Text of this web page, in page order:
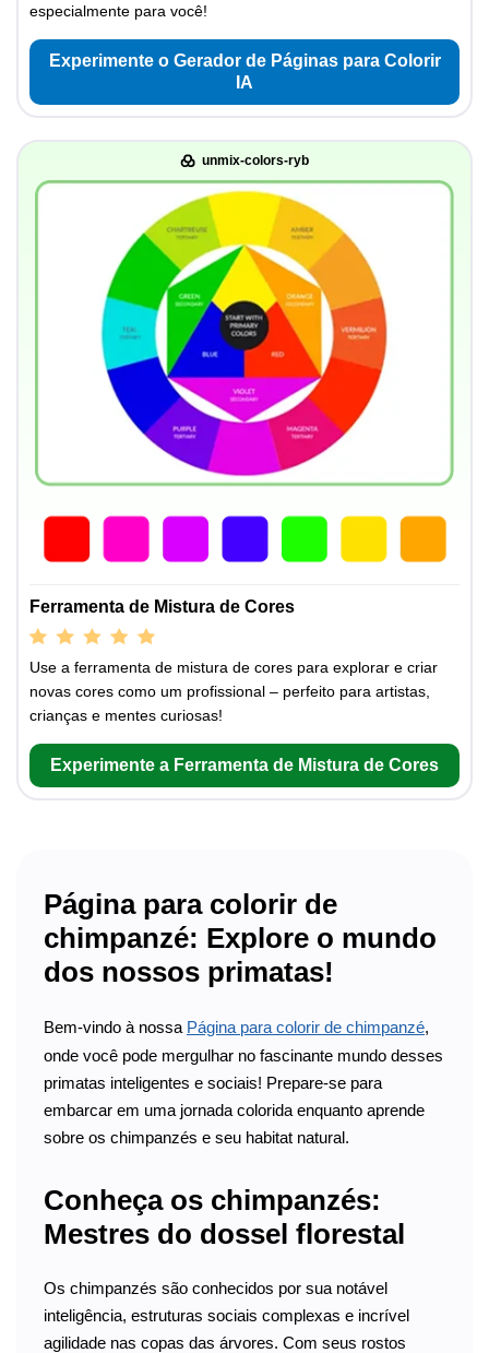
especialmente para você!
Experimente o Gerador de Páginas para Colorir
IA
unmix-colors-ryb
Ferramenta de Mistura de Cores
Use a ferramenta de mistura de cores para explorar e criar
novas cores como um profissional – perfeito para artistas,
crianças e mentes curiosas!
Experimente a Ferramenta de Mistura de Cores
Página para colorir de
chimpanzé: Explore o mundo
dos nossos primatas!
Bem-vindo à nossa Página para colorir de chimpanzé,
onde você pode mergulhar no fascinante mundo desses
primatas inteligentes e sociais! Prepare-se para
embarcar em uma jornada colorida enquanto aprende
sobre os chimpanzés e seu habitat natural.
Conheça os chimpanzés:
Mestres do dossel florestal
Os chimpanzés são conhecidos por sua notável
inteligência, estruturas sociais complexas e incrível
agilidade nas copas das árvores. Com seus rostos